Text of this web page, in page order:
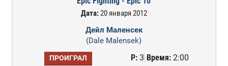
Дата:20 января 2012
Дейл Маленсек
(Dale Malensek)
ПРОИГРАЛ Р:3 Время:2:00